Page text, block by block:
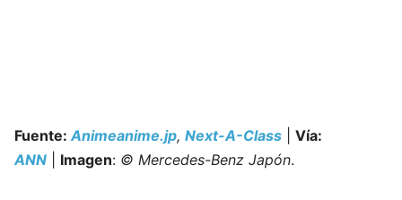
Fuente: Animeanime.jp, Next-A-Class
Vía:
ANN
Imagen: © Mercedes-Benz Japón.